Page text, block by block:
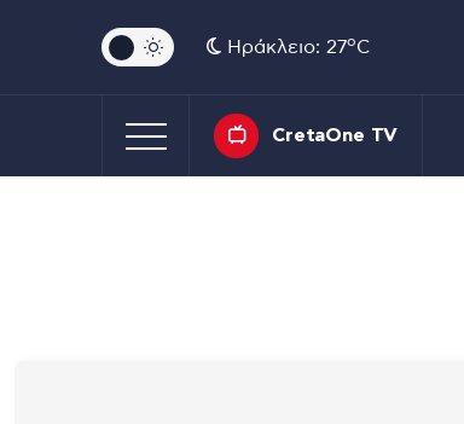
Ηράκλειο: 27oC
CretaOne TV